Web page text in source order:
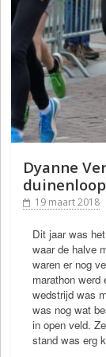
Dyanne
duinenloop
19 maart 2018
Dit jaar was
waar de halve
waren er nog
marathon werd
wedstrijd was
was nog wat
in open veld.
stand was erg